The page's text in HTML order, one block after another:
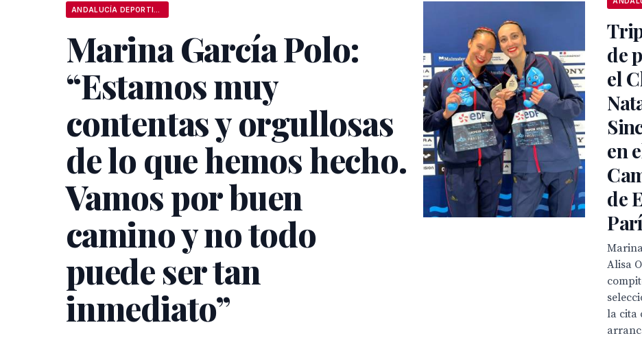
Marina García Polo:
“Estamos muy
contentas y orgullosas
de lo que hemos hecho.
Vamos por buen
camino y no todo
puede ser tan
inmediato”
de
el
en
de
Alisa
la cita